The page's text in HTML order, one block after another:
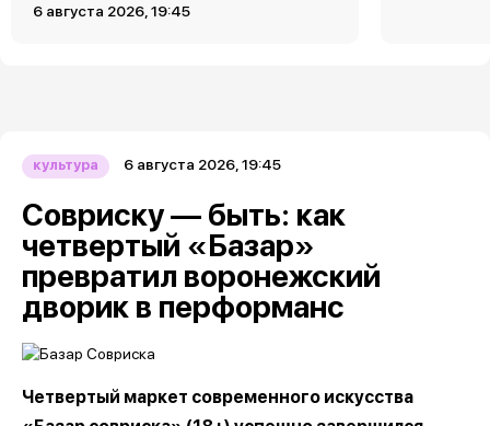
6 августа 2026, 19:45
культура 6 августа 2026, 19:45
Совриску — быть: как
четвертый «Базар»
превратил воронежский
дворик в перформанс
Четвертый маркет современного искусства